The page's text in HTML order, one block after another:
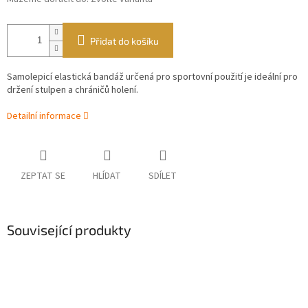
Přidat do košíku
Samolepicí elastická bandáž určená pro sportovní použití je ideální pro
držení stulpen a chráničů holení.
Detailní informace
ZEPTAT SE HLÍDAT SDÍLET
Související produkty